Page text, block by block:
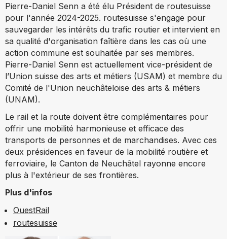
Pierre-Daniel Senn a été élu Président de routesuisse
pour l'année 2024-2025. routesuisse s'engage pour
sauvegarder les intérêts du trafic routier et intervient en
sa qualité d'organisation faîtière dans les cas où une
action commune est souhaitée par ses membres.
Pierre-Daniel Senn est actuellement vice-président de
l’Union suisse des arts et métiers (USAM) et membre du
Comité de l'Union neuchâteloise des arts & métiers
(UNAM).
Le rail et la route doivent être complémentaires pour
offrir une mobilité harmonieuse et efficace des
transports de personnes et de marchandises. Avec ces
deux présidences en faveur de la mobilité routière et
ferroviaire, le Canton de Neuchâtel rayonne encore
plus à l'extérieur de ses frontières.
Plus d'infos
OuestRail
routesuisse